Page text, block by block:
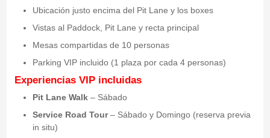
Ubicación justo encima del Pit Lane y los boxes
Vistas al Paddock, Pit Lane y recta principal
Mesas compartidas de 10 personas
Parking VIP incluido (1 plaza por cada 4 personas)
Experiencias VIP incluidas
Pit Lane Walk– Sábado
Service Road Tour– Sábado y Domingo (reserva previa
in situ)